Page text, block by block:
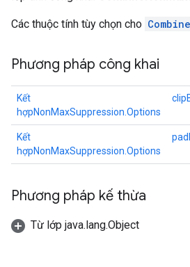
Các thuộc tính tùy chọn cho
Phương pháp công khai
Kết
hợpNonMaxSuppression.Options
Kết
hợpNonMaxSuppression.Options
Phương pháp kế thừa
Từ lớp java.lang.Object